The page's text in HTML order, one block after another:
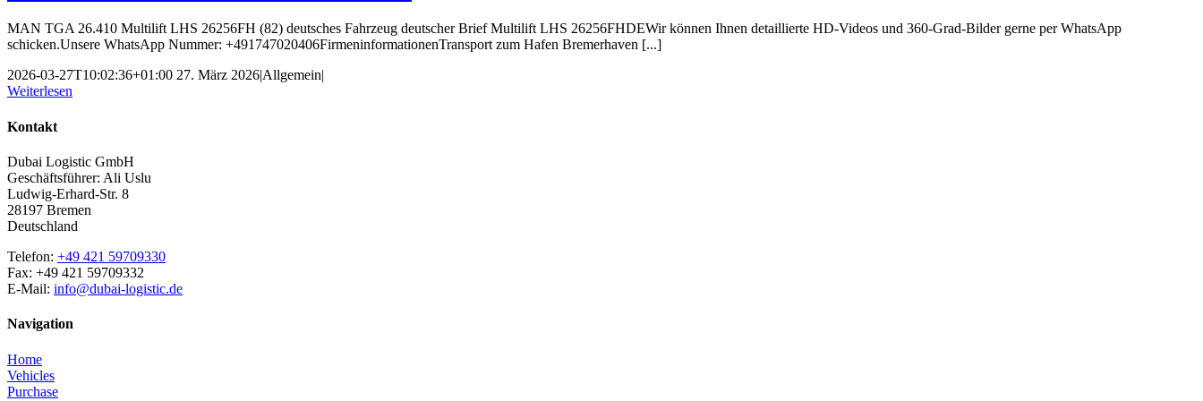
MAN TGA 26.410 Multilift LHS 26256FH (82) deutsches Fahrzeug deutscher Brief Multilift LHS 26256FHDEWir können Ihnen detaillierte HD-Videos und 360-Grad-Bilder gerne per WhatsApp
schicken.Unsere WhatsApp Nummer: +491747020406FirmeninformationenTransport zum Hafen Bremerhaven [...]
2026-03-27T10:02:36+01:00 27. März 2026|Allgemein|
Weiterlesen
Kontakt
Dubai Logistic GmbH
Geschäftsführer: Ali Uslu
Ludwig-Erhard-Str. 8
28197 Bremen
Deutschland
Telefon: +49 421 59709330
Fax: +49 421 59709332
E-Mail: info@dubai-logistic.de
Navigation
Home
Vehicles
Purchase